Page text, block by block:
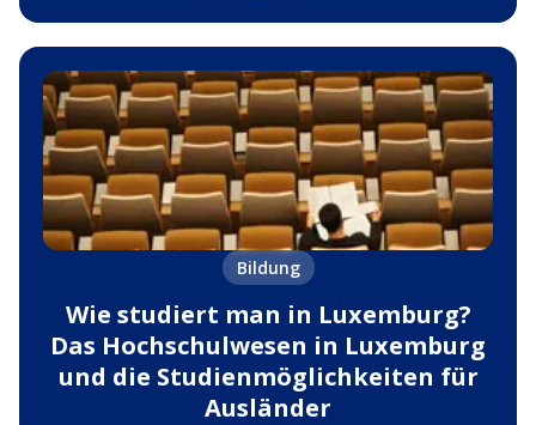
Bildung
Wie studiert man in Luxemburg?
Das Hochschulwesen in Luxemburg
und die Studienmöglichkeiten für
Ausländer